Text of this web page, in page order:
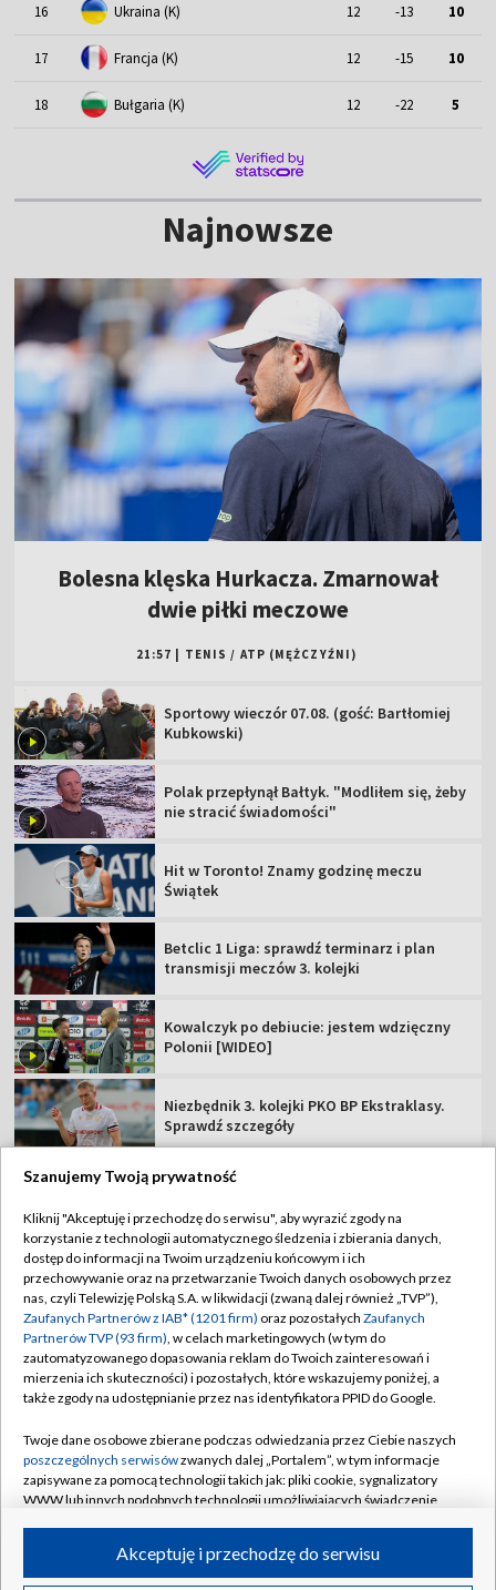
16 Ukraina (K) 12 -13 10
17 Francja (K) 12 -15 10
18 Bułgaria (K) 12 -22 5
Najnowsze
Bolesna klęska Hurkacza. Zmarnował
dwie piłki meczowe
21:57 TENIS / ATP (MĘŻCZYŹNI)
Sportowy wieczór 07.08. (gość: Bartłomiej
Kubkowski)
Polak przepłynął Bałtyk. "Modliłem się, żeby
nie stracić świadomości"
Hit w Toronto! Znamy godzinę meczu
Świątek
Betclic 1 Liga: sprawdź terminarz i plan
transmisji meczów 3. kolejki
Kowalczyk po debiucie: jestem wdzięczny
Polonii [WIDEO]
Niezbędnik 3. kolejki PKO BP Ekstraklasy.
Sprawdź szczegóły
TVP
Abonament TVP
Sklep TVP
Biuro Reklamy
Oferta Handlowa
Emisja w TVP
Rada Programowa
Ogłoszenia przetargowe
Akademia Telewizyjna
Regulamin TVP
Polityka prywatności
Moje zgody
Biuro reklamy
Kanały
©2026 Telewizja Polska Spółka Akcyjna w likwidacji
Szanujemy Twoją prywatność
Kliknij "Akceptuję i przechodzę do serwisu", aby wyrazić zgody na
korzystanie z technologii automatycznego śledzenia i zbierania danych,
dostęp do informacji na Twoim urządzeniu końcowym i ich
przechowywanie oraz na przetwarzanie Twoich danych osobowych przez
nas, czyli Telewizję Polską S.A. w likwidacji (zwaną dalej również „TVP”),
Zaufanych Partnerów z IAB* (1201 firm) oraz pozostałych Zaufanych
Partnerów TVP (93 firm), w celach marketingowych (w tym do
zautomatyzowanego dopasowania reklam do Twoich zainteresowań i
mierzenia ich skuteczności) i pozostałych, które wskazujemy poniżej, a
także zgody na udostępnianie przez nas identyfikatora PPID do Google.
Twoje dane osobowe zbierane podczas odwiedzania przez Ciebie naszych
poszczególnych serwisówzwanych dalej „Portalem”, w tym informacje
zapisywane za pomocą technologii takich jak: pliki cookie, sygnalizatory
WWW lub innych podobnych technologii umożliwiających świadczenie
ruchu w Internecie.Akceptuję i przechodzę do serwisu